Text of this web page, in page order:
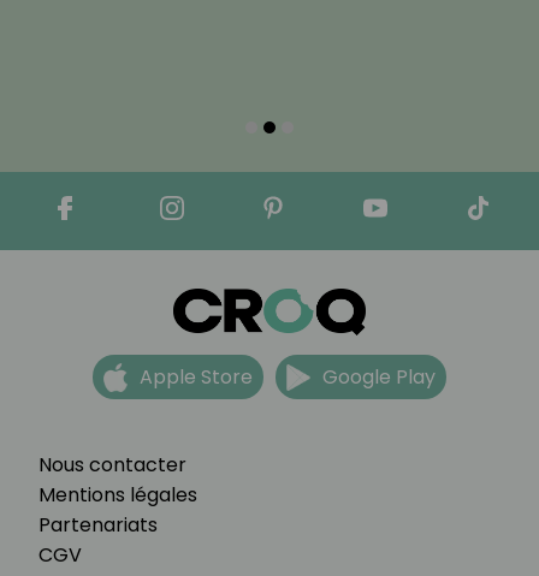
Nous contacter
Mentions légales
Partenariats
CGV
Apple Store Google Play